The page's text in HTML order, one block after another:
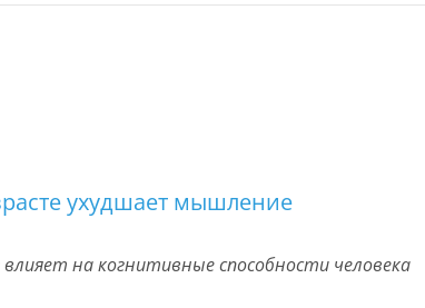
ухудшает мышление
на когнитивные способности человека